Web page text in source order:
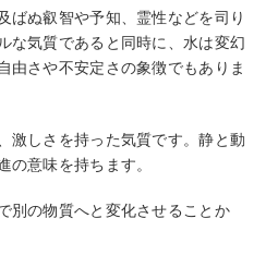
ばぬ叡智や予知、霊性などを司り
な気質であると同時に、水は変幻
由さや不安定さの象徴でもありま
激しさを持った気質です。静と動
の意味を持ちます。
別の物質へと変化させることか